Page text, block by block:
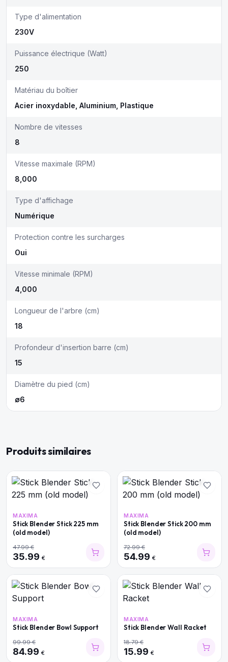
Type d'alimentation
230V
Puissance électrique (Watt)
250
Matériau du boîtier
Acier inoxydable, Aluminium, Plastique
Nombre de vitesses
8
Vitesse maximale (RPM)
8,000
Type d'affichage
Numérique
Protection contre les surcharges
Oui
Vitesse minimale (RPM)
4,000
Longueur de l'arbre (cm)
18
Profondeur d'insertion barre (cm)
15
Diamètre du pied (cm)
∅6
Produits similaires
MAXIMA
Stick Blender Stick 225 mm
(old model)
47.99€
35.99 €
MAXIMA
Stick Blender Stick 200 mm
(old model)
72.99€
54.99 €
MAXIMA
Stick Blender Bowl Support
99.99€
84.99 €
MAXIMA
Stick Blender Wall Racket
18.79€
15.99 €